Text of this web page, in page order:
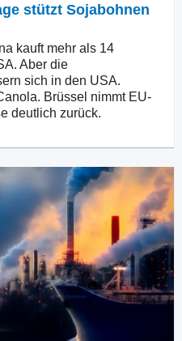
stützt Sojabohnen
kauft mehr als 14
Aber die
sich in den USA.
Brüssel nimmt EU-
deutlich zurück.